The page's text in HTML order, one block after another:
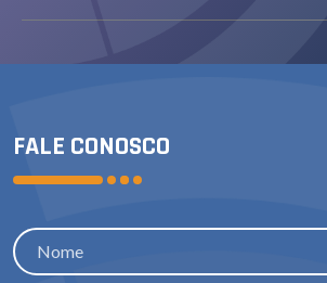
FALE CONOSCO